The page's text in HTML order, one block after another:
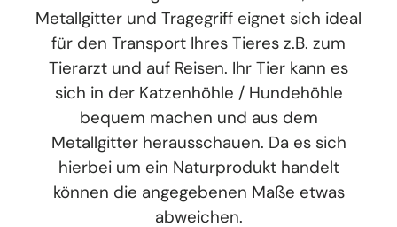
Metallgitter und Tragegriff eignet sich ideal
für den Transport Ihres Tieres z.B. zum
Tierarzt und auf Reisen. Ihr Tier kann es
sich in der Katzenhöhle / Hundehöhle
bequem machen und aus dem
Metallgitter herausschauen. Da es sich
hierbei um ein Naturprodukt handelt
können die angegebenen Maße etwas
abweichen.